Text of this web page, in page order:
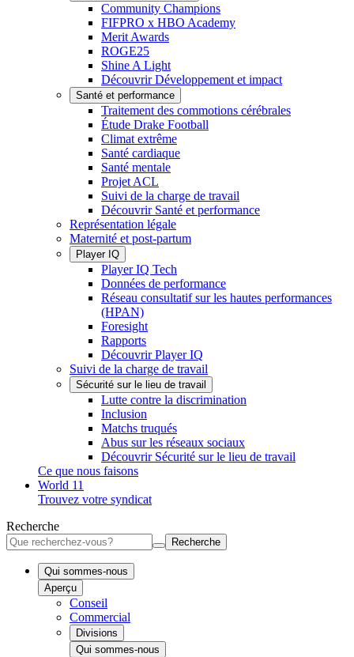
Community Champions
FIFPRO x HBO Academy
Merit Awards
ROGE25
Shine A Light
Découvrir Développement et impact
Santé et performance
Traitement des commotions cérébrales
Étude Drake Football
Climat extrême
Santé cardiaque
Santé mentale
Projet ACL
Suivi de la charge de travail
Découvrir Santé et performance
Représentation légale
Maternité et post-partum
Player IQ
Player IQ Tech
Données de performance
Réseau consultatif sur les hautes performances
(HPAN)
Foresight
Rapports
Découvrir Player IQ
Suivi de la charge de travail
Sécurité sur le lieu de travail
Lutte contre la discrimination
Inclusion
Matchs truqués
Abus sur les réseaux sociaux
Découvrir Sécurité sur le lieu de travail
Ce que nous faisons
World 11
Trouvez votre syndicat
Recherche
Recherche
Qui sommes-nous
Aperçu
Conseil
Commercial
Divisions
Qui sommes-nous